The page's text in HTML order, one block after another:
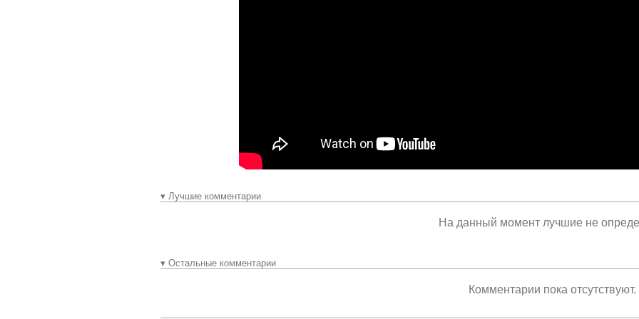
▾ Лучшие комментарии
На данный момент лучшие не
▾ Остальные комментарии
Комментарии пока отсутствуют.